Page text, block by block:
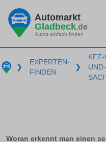
Automarkt
Gladbeck.de
Autos einfach finden
❯
EXPERTEN-
FINDEN
❯
UND-
Woran erkennt man einen